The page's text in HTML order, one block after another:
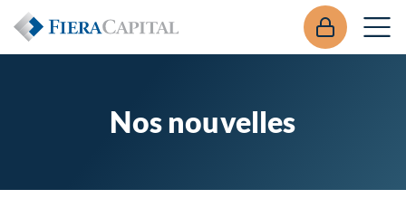
Nos nouvelles